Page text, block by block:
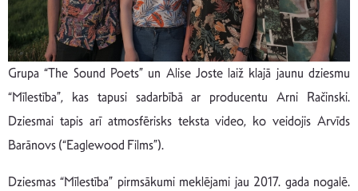
Grupa “The Sound Poets” un Alise Joste laiž klajā jaunu dziesmu
“Mīlestība”, kas tapusi sadarbībā ar producentu Arni Račinski.
Dziesmai tapis arī atmosfērisks teksta video, ko veidojis Arvīds
Barānovs (“Eaglewood Films”).
Dziesmas “Mīlestība” pirmsākumi meklējami jau 2017. gada nogalē.